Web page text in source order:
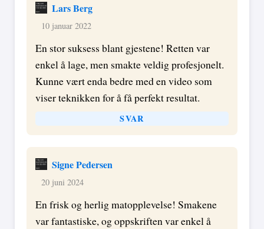
Lars Berg
10 januar 2022
En stor suksess blant gjestene! Retten var
enkel å lage, men smakte veldig profesjonelt.
Kunne vært enda bedre med en video som
viser teknikken for å få perfekt resultat.
SVAR
Signe Pedersen
20 juni 2024
En frisk og herlig matopplevelse! Smakene
var fantastiske, og oppskriften var enkel å